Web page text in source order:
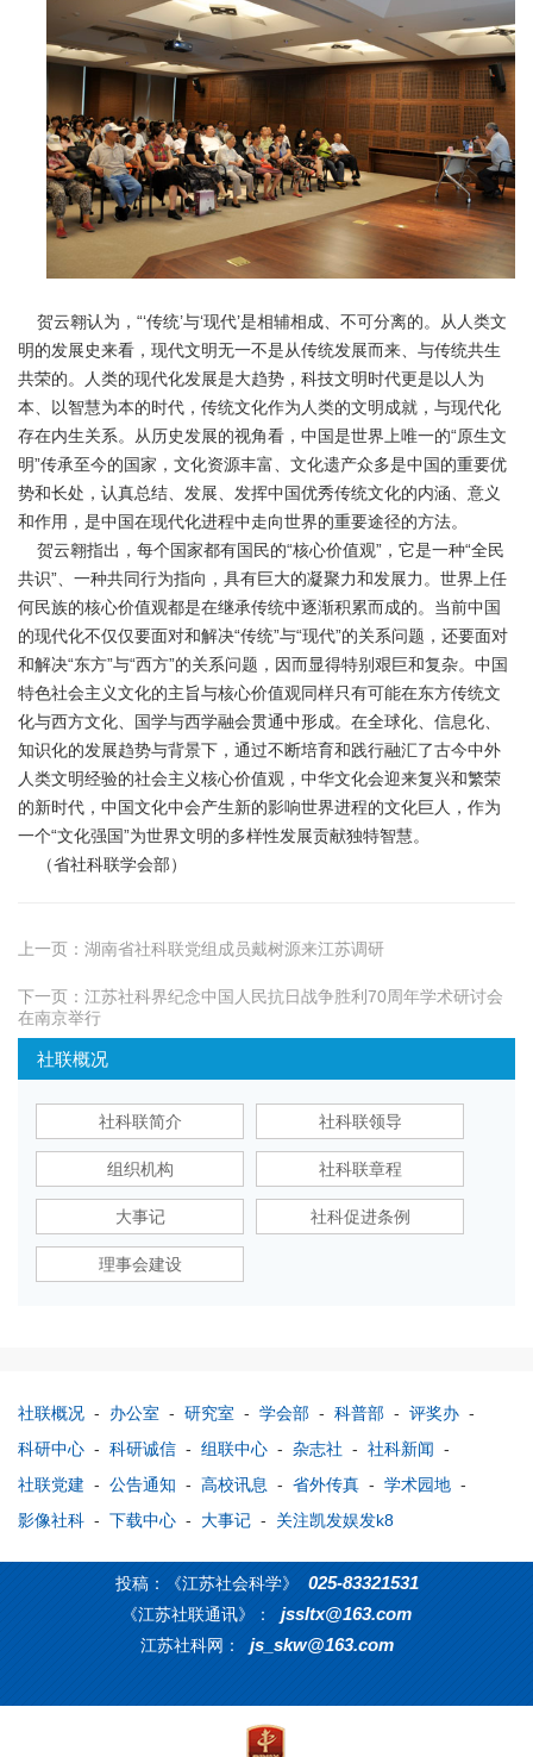
贺云翱认为，“‘传统’与‘现代’是相辅相成、不可分离的。从人类文
明的发展史来看，现代文明无一不是从传统发展而来、与传统共生
共荣的。人类的现代化发展是大趋势，科技文明时代更是以人为
本、以智慧为本的时代，传统文化作为人类的文明成就，与现代化
存在内生关系。从历史发展的视角看，中国是世界上唯一的“原生文
明”传承至今的国家，文化资源丰富、文化遗产众多是中国的重要优
势和长处，认真总结、发展、发挥中国优秀传统文化的内涵、意义
和作用，是中国在现代化进程中走向世界的重要途径的方法。
贺云翱指出，每个国家都有国民的“核心价值观”，它是一种“全民
共识”、一种共同行为指向，具有巨大的凝聚力和发展力。世界上任
何民族的核心价值观都是在继承传统中逐渐积累而成的。当前中国
的现代化不仅仅要面对和解决“传统”与“现代”的关系问题，还要面对
和解决“东方”与“西方”的关系问题，因而显得特别艰巨和复杂。中国
特色社会主义文化的主旨与核心价值观同样只有可能在东方传统文
化与西方文化、国学与西学融会贯通中形成。在全球化、信息化、
知识化的发展趋势与背景下，通过不断培育和践行融汇了古今中外
人类文明经验的社会主义核心价值观，中华文化会迎来复兴和繁荣
的新时代，中国文化中会产生新的影响世界进程的文化巨人，作为
一个“文化强国”为世界文明的多样性发展贡献独特智慧。
（省社科联学会部）
上一页： 湖南省社科联党组成员戴树源来江苏调研
下一页： 江苏社科界纪念中国人民抗日战争胜利70周年学术研讨会
在南京举行
社联概况
社科联简介 社科联领导
组织机构 社科联章程
大事记 社科促进条例
理事会建设
社联概况 - 办公室 - 研究室 - 学会部 - 科普部 - 评奖办 -
科研中心 - 科研诚信 - 组联中心 - 杂志社 - 社科新闻 -
社联党建 - 公告通知 - 高校讯息 - 省外传真 - 学术园地 -
影像社科 - 下载中心 - 大事记 - 关注凯发娱发k8
投稿：《江苏社会科学》 025-83321531
《江苏社联通讯》： jssltx@163.com
江苏社科网： js_skw@163.com